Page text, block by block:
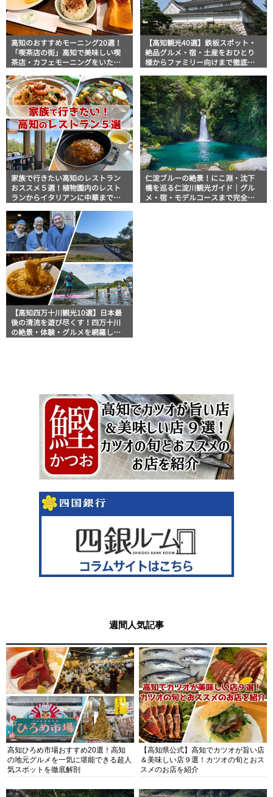
高知のおすすめモーニング20選！
「喫茶店の街」高知で美味しい喫
茶店・カフェモーニングをいただ
【高知観光40選】鉄板スポット・
絶品グルメ・宿・土産をおひとり
様からファミリー向けまで徹底解
家族で行きたい高知のレストラン
おススメ５選！植物園内のレスト
ランからイタリアンに中華まで楽
仁淀ブルーの絶景！にこ淵・沈下
橋を巡る仁淀川観光ガイド｜グル
メ・宿・モデルコースまで完全網
【高知四万十川観光10選】日本最
後の清流を遊び尽くす！四万十川
の絶景・体験・グルメを網羅した
週間人気記事
高知ひろめ市場おすすめ20選！高知
の地元グルメを一気に堪能できる超人
気スポットを徹底解剖
【高知県公式】高知でカツオが旨い店
＆美味しい店９選！カツオの旬とおス
スメのお店を紹介